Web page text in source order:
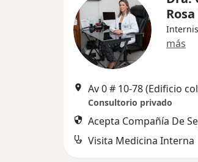
más
Consultorio privado
Acepta Compañía De
Visita Medicina Interna